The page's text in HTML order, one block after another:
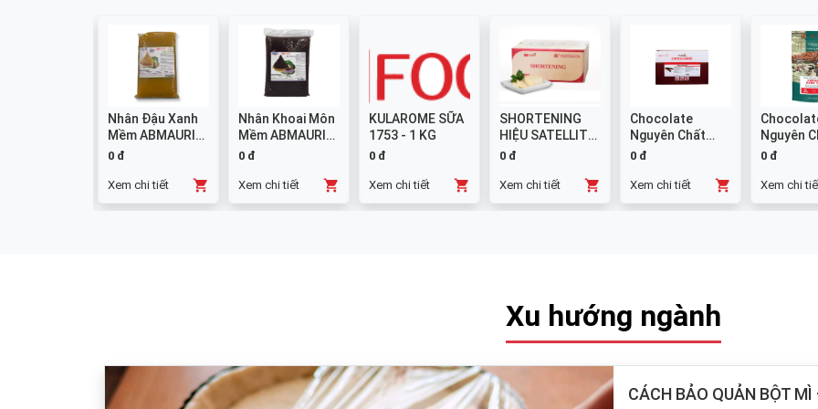
Nhân Đậu Xanh
Mềm ABMAURI
3kg
0 đ
Xem chi tiết
Nhân Khoai Môn
Mềm ABMAURI
3kg
0 đ
Xem chi tiết
KULAROME SỮA
1753 - 1 KG
0 đ
Xem chi tiết
SHORTENING
HIỆU SATELLITE
25 KG
0 đ
Xem chi tiết
Chocolate
Nguyên Chất
Đen GHANA
0 đ
Xem chi tiết
Nguyên
Sữa 38% -
0 đ
Xem chi
Xu hướng ngành
CÁCH BẢO QUẢN BỘT